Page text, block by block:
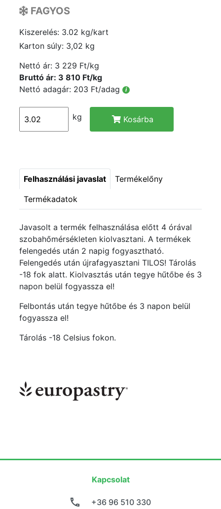
FAGYOS
Kiszerelés: 3.02 kg/kart
Karton súly: 3,02 kg
Nettó ár: 3 229 Ft/kg
Bruttó ár: 3 810 Ft/kg
Nettó adagár: 203 Ft/adag
i
kg Kosárba
Felhasználási javaslat Termékelőny
Termékadatok
Javasolt a termék felhasználása előtt 4 órával
szobahőmérsékleten kiolvasztani. A termékek
felengedés után 2 napig fogyasztható.
Felengedés után újrafagyasztani TILOS! Tárolás
-18 fok alatt. Kiolvasztás után tegye hűtőbe és 3
napon belül fogyassza el!
Felbontás után tegye hűtőbe és 3 napon belül
fogyassza el!
Tárolás -18 Celsius fokon.
Kapcsolat
+36 96 510 330